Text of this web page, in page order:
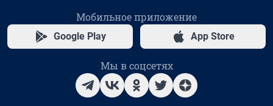
Мобильное приложение
Google Play App Store
Мы в соцсетях